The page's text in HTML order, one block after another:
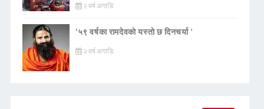
२ वर्ष अगाडि
‘५९ वर्षका रामदेवकाे यस्ताे छ दिनचर्या ’
२ वर्ष अगाडि